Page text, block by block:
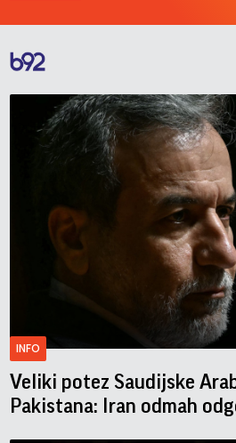
INFO
Veliki potez Saudijske
Pakistana: Iran odmah